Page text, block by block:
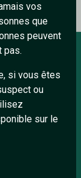
vos
que
peuvent
pas.
si vous êtes
ou
sur le